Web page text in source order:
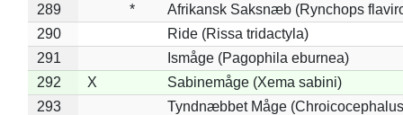
289
*
Afrikansk Saksnæb (Rynchops
290
Ride (Rissa tridactyla)
291
Ismåge (Pagophila eburnea)
292
X
Sabinemåge (Xema sabini)
293
Tyndnæbbet Måge